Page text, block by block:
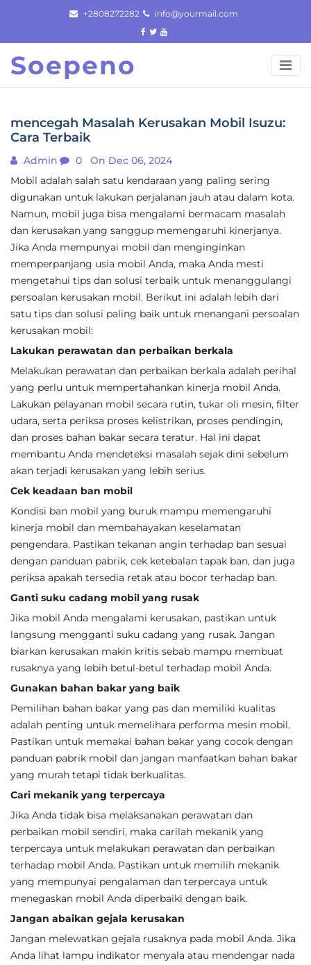
content
+2808272282 info@yourmail.com
Soepeno
mencegah Masalah Kerusakan Mobil Isuzu:
Cara Terbaik
Admin 0
On Dec 06, 2024
Mobil adalah salah satu kendaraan yang paling sering
digunakan untuk lakukan perjalanan jauh atau dalam kota.
Namun, mobil juga bisa mengalami bermacam masalah
dan kerusakan yang sanggup memengaruhi kinerjanya.
Jika Anda mempunyai mobil dan menginginkan
memperpanjang usia mobil Anda, maka Anda mesti
mengetahui tips dan solusi terbaik untuk menanggulangi
persoalan kerusakan mobil. Berikut ini adalah lebih dari
satu tips dan solusi paling baik untuk menangani persoalan
kerusakan mobil:
Lakukan perawatan dan perbaikan berkala
Melakukan perawatan dan perbaikan berkala adalah perihal
yang perlu untuk mempertahankan kinerja mobil Anda.
Lakukan pelayanan mobil secara rutin, tukar oli mesin, filter
udara, serta periksa proses kelistrikan, proses pendingin,
dan proses bahan bakar secara teratur. Hal ini dapat
membantu Anda mendeteksi masalah sejak dini sebelum
akan terjadi kerusakan yang lebih serius.
Cek keadaan ban mobil
Kondisi ban mobil yang buruk mampu memengaruhi
kinerja mobil dan membahayakan keselamatan
pengendara. Pastikan tekanan angin terhadap ban sesuai
dengan panduan pabrik, cek ketebalan tapak ban, dan juga
periksa apakah tersedia retak atau bocor terhadap ban.
Ganti suku cadang mobil yang rusak
Jika mobil Anda mengalami kerusakan, pastikan untuk
langsung mengganti suku cadang yang rusak. Jangan
biarkan kerusakan makin kritis sebab mampu membuat
rusaknya yang lebih betul-betul terhadap mobil Anda.
Gunakan bahan bakar yang baik
Pemilihan bahan bakar yang pas dan memiliki kualitas
adalah penting untuk memelihara performa mesin mobil.
Pastikan untuk memakai bahan bakar yang cocok dengan
panduan pabrik mobil dan jangan manfaatkan bahan bakar
yang murah tetapi tidak berkualitas.
Cari mekanik yang terpercaya
Jika Anda tidak bisa melaksanakan perawatan dan
perbaikan mobil sendiri, maka carilah mekanik yang
terpercaya untuk melakukan perawatan dan perbaikan
terhadap mobil Anda. Pastikan untuk memilih mekanik
yang mempunyai pengalaman dan terpercaya untuk
menegaskan mobil Anda diperbaiki dengan baik.
Jangan abaikan gejala kerusakan
Jangan melewatkan gejala rusaknya pada mobil Anda. Jika
Anda lihat lampu indikator menyala atau mendengar nada